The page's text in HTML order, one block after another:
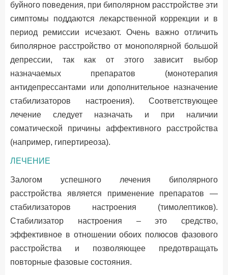
буйного поведения, при биполярном расстройстве эти
симптомы поддаются лекарственной коррекции и в
период ремиссии исчезают. Очень важно отличить
биполярное расстройство от монополярной большой
депрессии, так как от этого зависит выбор
назначаемых препаратов (монотерапия
антидепрессантами или дополнительное назначение
стабилизаторов настроения). Соответствующее
лечение следует назначать и при наличии
соматической причины аффективного расстройства
(например, гипертиреоза).
ЛЕЧЕНИЕ
Залогом успешного лечения биполярного
расстройства является применение препаратов —
стабилизаторов настроения (тимолептиков).
Стабилизатор настроения – это средство,
эффективное в отношении обоих полюсов фазового
расстройства и позволяющее предотвращать
повторные фазовые состояния.